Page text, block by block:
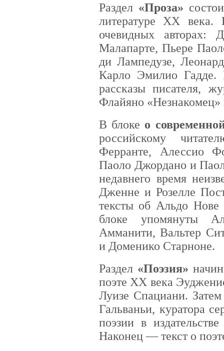
Раздел «Проза»
литературе XX
очевидных авторах:
Малапарте, Пьере
ди Лампедузе,
Карло Эмилио Гадде.
рассказы писателя,
Флайяно «Незнакомец»
В блоке о
российскому
Ферранте, Алессио
Паоло Джордано и
недавнего время
Дженне и Розелле
тексты об Альдо
блоке упомянуты
Амманити, Вальтер
и Доменико Старноне.
Раздел «Поэзия»
поэте XX века
Луизе Спациани.
Гальваньи, куратора
поэзии в
Наконец — текст о